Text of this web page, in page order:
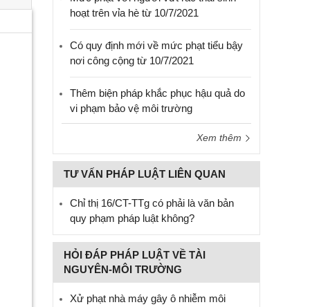
hoạt trên vỉa hè từ 10/7/2021
Có quy định mới về mức phạt tiểu bậy
nơi công cộng từ 10/7/2021
Thêm biện pháp khắc phục hậu quả do
vi phạm bảo vệ môi trường
Xem thêm
TƯ VẤN PHÁP LUẬT LIÊN QUAN
Chỉ thị 16/CT-TTg có phải là văn bản
quy phạm pháp luật không?
HỎI ĐÁP PHÁP LUẬT VỀ TÀI
NGUYÊN-MÔI TRƯỜNG
Xử phạt nhà máy gây ô nhiễm môi